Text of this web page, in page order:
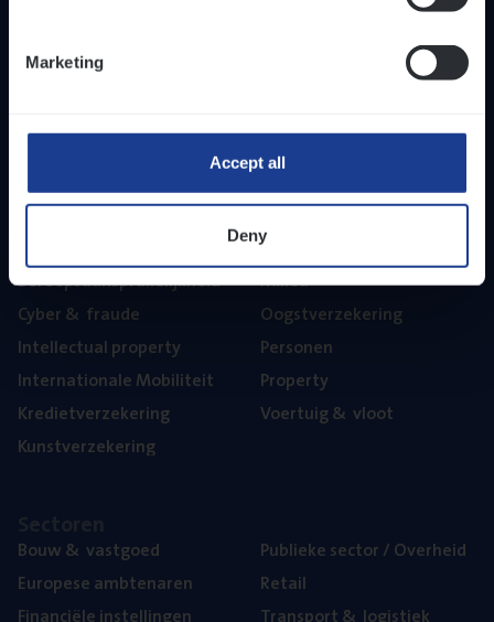
Marketing
Accept all
Deny
Duur­zaam­heid
Part­ner­ships
Beroeps­aan­spra­ke­lijk­heid
Cyber& fraude
Intel­lec­tu­al property
Inter­na­ti­o­na­le Mobiliteit
Kre­diet­ver­ze­ke­ring
Kunst­ver­ze­ke­ring
Mari­ne
Mili­eu
Oogst­ver­ze­ke­ring
Per­so­nen
Pro­per­ty
Voer­tuig& vloot
Bouw& vastgoed
Euro­pe­se ambtenaren
Finan­ci­ë­le instellingen
Publie­ke sec­tor / Overheid
Retail
Trans­port& logistiek